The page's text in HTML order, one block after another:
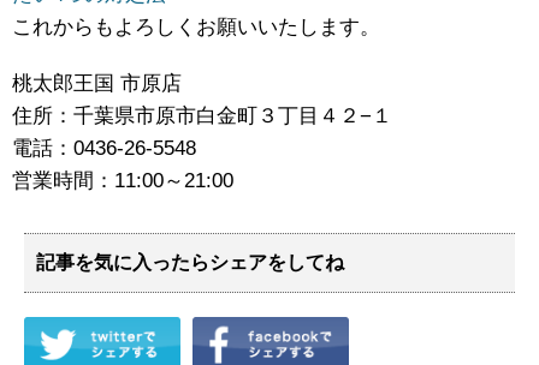
これからもよろしくお願いいたします。
桃太郎王国 市原店
住所：千葉県市原市白金町３丁目４２−１
電話：0436-26-5548
営業時間：11:00～21:00
記事を気に入ったらシェアをしてね